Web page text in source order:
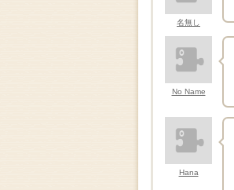
名無し
No Name
Hana